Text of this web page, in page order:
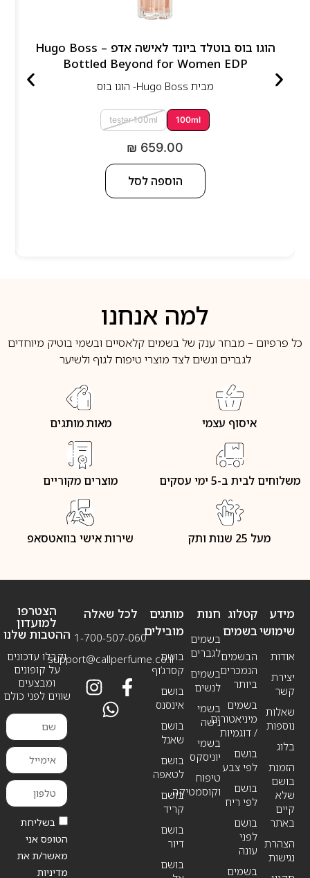
הוגו בוס בוטלד ביונד לאישה אדפ – Hugo Boss
Bottled Beyond for Women EDP
מבית Hugo Boss- הוגו בוס
100ml
tester 100ml
₪ 659.00
הוספה לסל
למה אנחנו
כל פרפיום – מבחר ענק של בשמים קלאסיים ובשמי בוטיק מיוחדים
לגברים ונשים לצד מוצרי טיפוח לגוף ולשיער
איסוף עצמי מאות מותגים
משלוחים לבית ב-5 ימי עסקים מוצרים מקוריים
מעל 25 שנות ותק שירות אישי בוואטסאפ
מידע
שימושי
אודות
יצירת
קשר
שאלות
נוספות
בלוג
הזמנת
בושם
שלא
קיים
באתר
הצהרת
נגישות
חנות
בשמים
לגברים
בשמים
לנשים
בשמי
נישה
בשמי
יוניסקס
טיפוח
וקוסמטיקה
קטלוג
בשמים
הבשמים
הנמכרים
ביותר
בשמים
מיניאטורים
/ דוגמיות
בושם
לפי צבע
בושם
לפי ריח
בושם
לפני
עונה
בשמים
מותגים
מובילים
בושם
קסרג’וף
בושם
אינסנס
בושם
שאנל
בושם
לטאפה
בושם
קריד
בושם
דיור
בושם
לכל שאלה
1-700-507-060
support@callperfume.co.il
הצטרפו
למועדון
ההטבות שלנו
וקבלו עדכונים
על קופונים
ומבצעים
שווים לפני כולם
בשליחת
הטופס אני
מאשר/ת את
מדיניות